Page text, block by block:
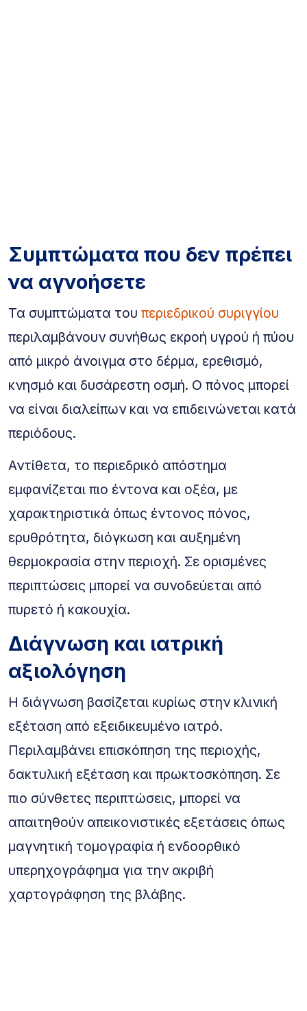
Συμπτώματα που δεν πρέπει
να αγνοήσετε
Τα συμπτώματα του περιεδρικού συριγγίου
περιλαμβάνουν συνήθως εκροή υγρού ή πύου
από μικρό άνοιγμα στο δέρμα, ερεθισμό,
κνησμό και δυσάρεστη οσμή. Ο πόνος μπορεί
να είναι διαλείπων και να επιδεινώνεται κατά
περιόδους.
Αντίθετα, το περιεδρικό απόστημα
εμφανίζεται πιο έντονα και οξέα, με
χαρακτηριστικά όπως έντονος πόνος,
ερυθρότητα, διόγκωση και αυξημένη
θερμοκρασία στην περιοχή. Σε ορισμένες
περιπτώσεις μπορεί να συνοδεύεται από
πυρετό ή κακουχία.
Διάγνωση και ιατρική
αξιολόγηση
Η διάγνωση βασίζεται κυρίως στην κλινική
εξέταση από εξειδικευμένο ιατρό.
Περιλαμβάνει επισκόπηση της περιοχής,
δακτυλική εξέταση και πρωκτοσκόπηση. Σε
πιο σύνθετες περιπτώσεις, μπορεί να
απαιτηθούν απεικονιστικές εξετάσεις όπως
μαγνητική τομογραφία ή ενδοορθικό
υπερηχογράφημα για την ακριβή
χαρτογράφηση της βλάβης.